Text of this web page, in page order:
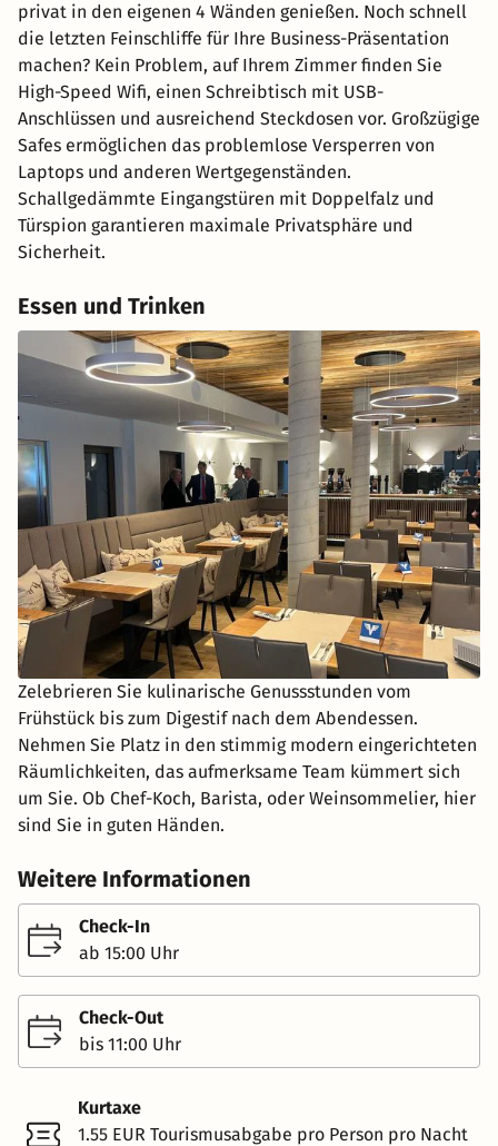
privat in den eigenen 4 Wänden genießen. Noch schnell
die letzten Feinschliffe für Ihre Business-Präsentation
machen? Kein Problem, auf Ihrem Zimmer finden Sie
High-Speed Wifi, einen Schreibtisch mit USB-
Anschlüssen und ausreichend Steckdosen vor. Großzügige
Safes ermöglichen das problemlose Versperren von
Laptops und anderen Wertgegenständen.
Schallgedämmte Eingangstüren mit Doppelfalz und
Türspion garantieren maximale Privatsphäre und
Sicherheit.
Essen und Trinken
Zelebrieren Sie kulinarische Genussstunden vom
Frühstück bis zum Digestif nach dem Abendessen.
Nehmen Sie Platz in den stimmig modern eingerichteten
Räumlichkeiten, das aufmerksame Team kümmert sich
um Sie. Ob Chef-Koch, Barista, oder Weinsommelier, hier
sind Sie in guten Händen.
Weitere Informationen
Check-In
ab 15:00 Uhr
Check-Out
bis 11:00 Uhr
Kurtaxe
1.55 EUR Tourismusabgabe pro Person pro Nacht